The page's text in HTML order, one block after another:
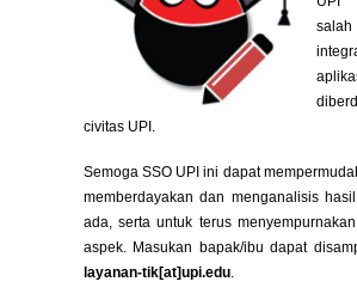
civitas UPI.
Semoga SSO UPI ini dapat
memberdayakan dan menganalisis
ada, serta untuk terus
aspek. Masukan bapak/ibu dapat
layanan-tik[at]upi.edu.